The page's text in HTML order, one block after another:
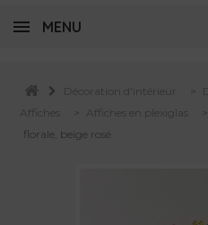
MENU
Décoration d'intérieur
Affiches
Affiches en plexiglas
florale, beige rosé